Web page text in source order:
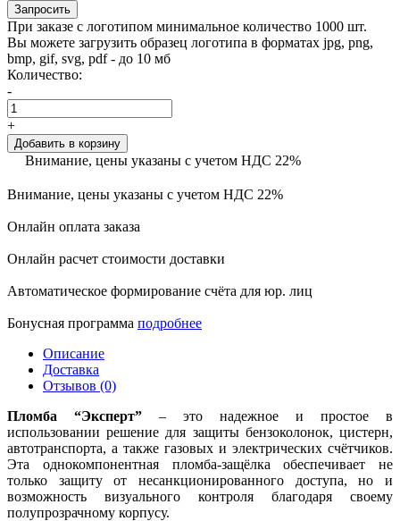
Запросить
При заказе с логотипом минимальное количество 1000 шт.
Вы можете загрузить образец логотипа в форматах jpg, png,
bmp, gif, svg, pdf - до 10 мб
Количество:
-
+
Добавить в корзину
Внимание, цены указаны с учетом НДС 22%
Внимание, цены указаны с учетом НДС 22%
Онлайн оплата заказа
Онлайн расчет стоимости доставки
Автоматическое формирование счёта для юр. лиц
Бонусная программа подробнее
Описание
Доставка
Отзывов (0)
Пломба “Эксперт” – это надежное и простое в
использовании решение для защиты бензоколонок, цистерн,
автотранспорта, а также газовых и электрических счётчиков.
Эта однокомпонентная пломба-защёлка обеспечивает не
только защиту от несанкционированного доступа, но и
возможность визуального контроля благодаря своему
полупрозрачному корпусу.